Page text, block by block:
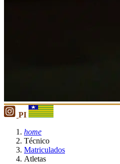
PI
home
Técnico
Matriculados
Atletas